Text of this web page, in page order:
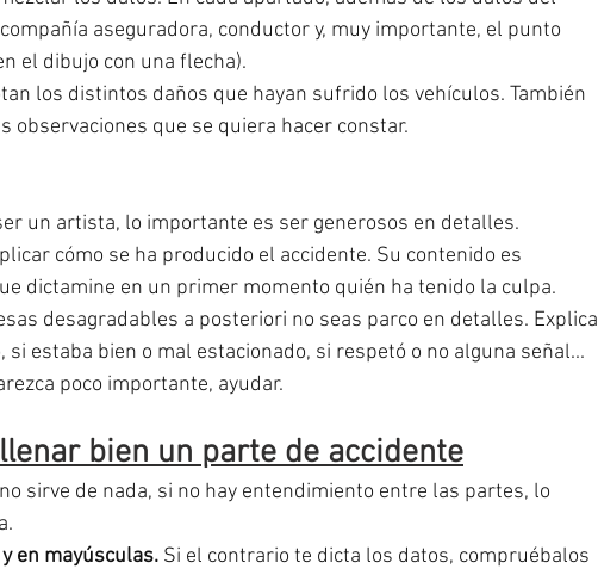
aseguradora, conductor y, muy importante, el punto
el dibujo con una flecha).
los distintos daños que hayan sufrido los vehículos. También
observaciones que se quiera hacer constar.
un artista, lo importante es ser generosos en detalles.
cómo se ha producido el accidente. Su contenido es
dictamine en un primer momento quién ha tenido la culpa.
desagradables a posteriori no seas parco en detalles. Explica
si estaba bien o mal estacionado, si respetó o no alguna señal...
poco importante, ayudar.
bien un parte de accidente
sirve de nada, si no hay entendimiento entre las partes, lo
en mayúsculas. Si el contrario te dicta los datos, compruébalos